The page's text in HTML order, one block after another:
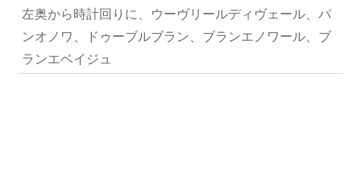
左奥から時計回りに、ウーヴリールディヴェール、パ
ンオノワ、ドゥーブルブラン、ブランエノワール、ブ
ランエベイジュ